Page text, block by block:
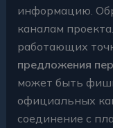
информацию.
каналам
работающих
предложения
может быть
официальных
соединение с